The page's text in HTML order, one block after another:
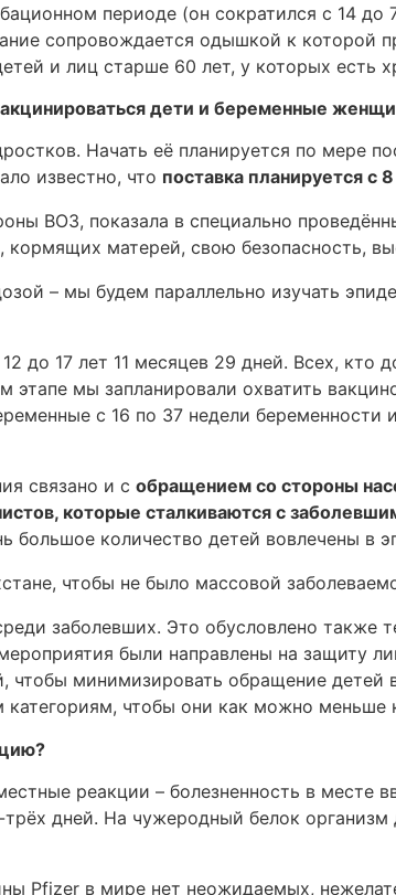
периоде (он сократился с 14
сопровождается одышкой к которой
и лиц старше 60 лет, у которых есть
дети и беременные
Начать её планируется по мере
известно, что поставка планируется с
ВОЗ, показала в специально
кормящих матерей, свою безопасность,
– мы будем параллельно изучать
до 17 лет 11 месяцев 29 дней. Всех, кто
мы запланировали охватить
с 16 по 37 недели
связано и с обращением со стороны
которые сталкиваются с
количество детей вовлечены в
чтобы не было массовой
заболевших. Это обусловлено также
были направлены на защиту
чтобы минимизировать обращение детей
чтобы они как можно меньше
реакции – болезненность в месте
дней. На чужеродный белок
Pfizer в мире нет неожидаемых,